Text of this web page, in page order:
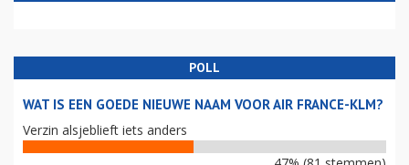
POLL
WAT IS EEN GOEDE NIEUWE NAAM VOOR AIR FRANCE-KLM?
Verzin alsjeblieft iets anders